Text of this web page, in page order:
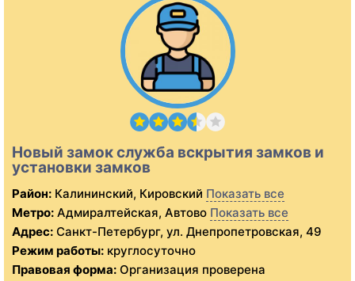
Новый замок служба вскрытия замков и
установки замков
Район: Калининский, Кировский Показать все
Метро: Адмиралтейская, Автово Показать все
Адрес: Санкт-Петербург, ул. Днепропетровская, 49
Режим работы: круглосуточно
Правовая форма: Организация проверена